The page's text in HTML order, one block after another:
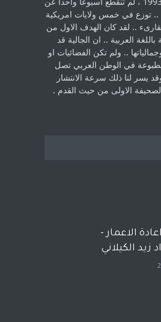
.. توزع في خمس ولايات امريكية
..‏ لقد كان الهدف الاول من
العربية .. ان الجالية قد
.. ولم تكن الفضائيات او
في الوطن ‏العربي تصل
يسر لنا ذلك سرعة الانتشار
الاولى من حيث القدم .
الاعمار -
الكيلاني